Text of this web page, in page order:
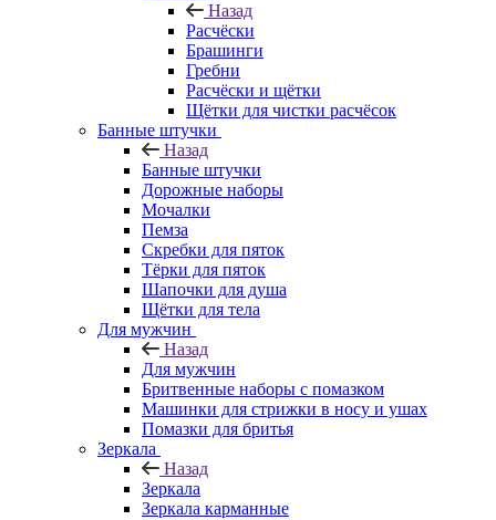
Назад
Расчёски
Брашинги
Гребни
Расчёски и щётки
Щётки для чистки расчёсок
Банные штучки
Назад
Банные штучки
Дорожные наборы
Мочалки
Пемза
Скребки для пяток
Тёрки для пяток
Шапочки для душа
Щётки для тела
Для мужчин
Назад
Для мужчин
Бритвенные наборы с помазком
Машинки для стрижки в носу и ушах
Помазки для бритья
Зеркала
Назад
Зеркала
Зеркала карманные